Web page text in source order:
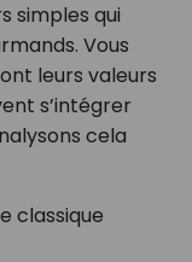
simples qui
Vous
leurs valeurs
s’intégrer
cela
classique